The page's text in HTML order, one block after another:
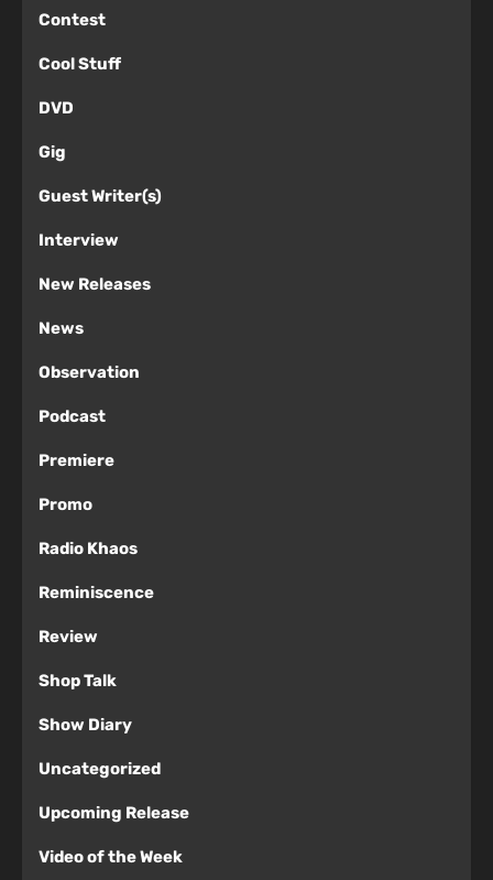
Contest
Cool Stuff
DVD
Gig
Guest Writer(s)
Interview
New Releases
News
Observation
Podcast
Premiere
Promo
Radio Khaos
Reminiscence
Review
Shop Talk
Show Diary
Uncategorized
Upcoming Release
Video of the Week